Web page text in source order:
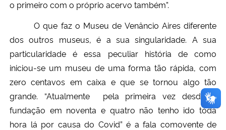
o primeiro com o próprio acervo também”.
O que faz o Museu de Venâncio Aires diferente
dos outros museus, é a sua singularidade. A sua
particularidade é essa peculiar história de como
iniciou-se um museu de uma forma tão rápida, com
zero centavos em caixa e que se tornou algo tão
grande. “Atualmente pela primeira vez desde a
fundação em noventa e quatro não tenho ido toda
hora lá por causa do Covid” é a fala comovente de